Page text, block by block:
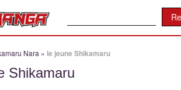
Nara » le jeune Shikamaru
Shikamaru